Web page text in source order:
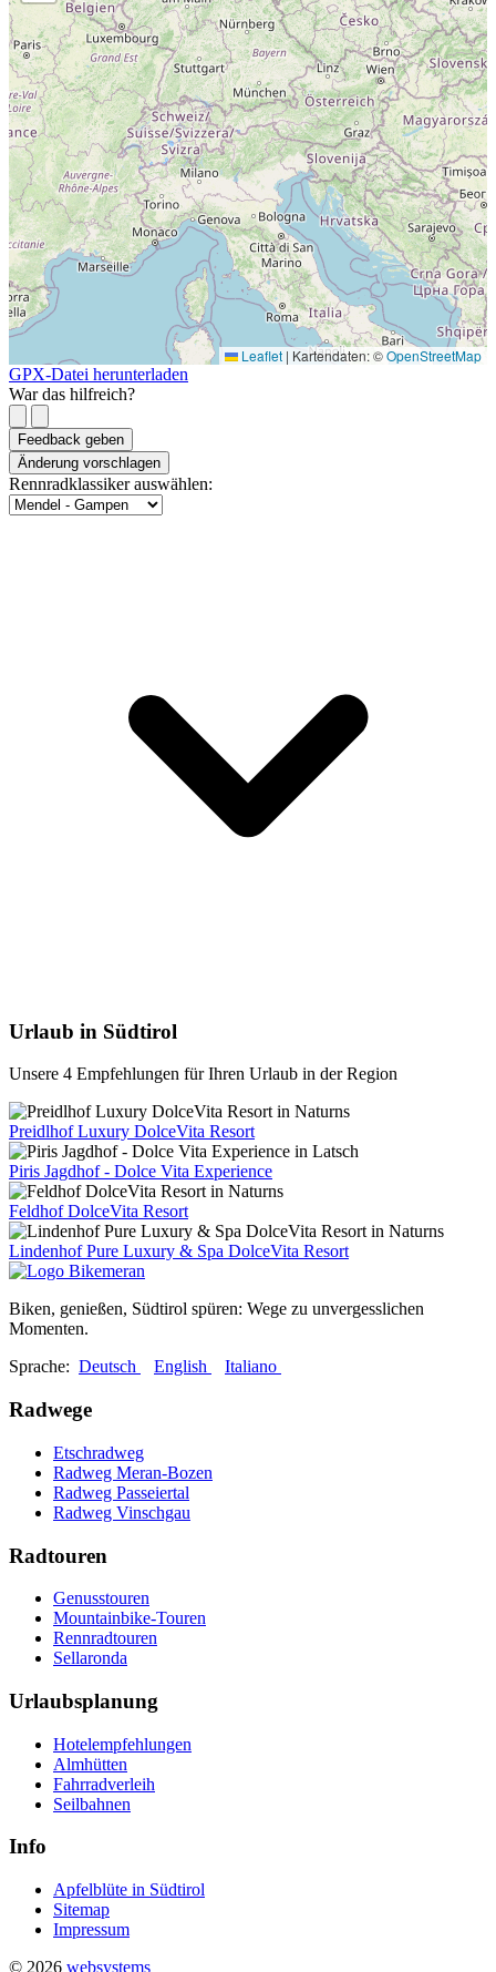
Leaflet | Kartendaten: ©OpenStreetMap
GPX-Datei herunterladen
War das hilfreich?
Feedback geben
Änderung vorschlagen
Rennradklassiker auswählen:
Urlaub in Südtirol
Unsere 4 Empfehlungen für Ihren Urlaub in der Region
Preidlhof Luxury DolceVita Resort
Piris Jagdhof - Dolce Vita Experience
Feldhof DolceVita Resort
Lindenhof Pure Luxury & Spa DolceVita Resort
Biken, genießen, Südtirol spüren: Wege zu unvergesslichen
Momenten.
Sprache: Deutsch English Italiano
Radwege
Etschradweg
Radweg Meran-Bozen
Radweg Passeiertal
Radweg Vinschgau
Radtouren
Genusstouren
Mountainbike-Touren
Rennradtouren
Sellaronda
Urlaubsplanung
Hotelempfehlungen
Almhütten
Fahrradverleih
Seilbahnen
Info
Apfelblüte in Südtirol
Sitemap
Impressum
© 2026 websystems